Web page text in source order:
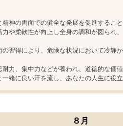
神の両面での健全な発展を促進すること
力や柔軟性が向上し全身の調和が図られ
習得により、危険な状況において冷静
力、集中力などが養われ、道徳的な価
緒に良い汗を流し、あなたの人生に役立
８月